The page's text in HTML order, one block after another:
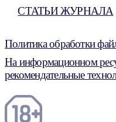
СТАТЬИ ЖУРНАЛА
Политика обработки
На информационном
рекомендательные